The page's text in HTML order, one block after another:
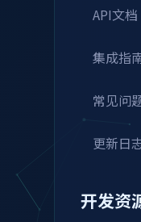
API文档
集成指
常见问
更新日
开发资